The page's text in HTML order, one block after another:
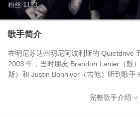
粉丝 1133
歌手简介
在明尼苏达州明尼阿波利斯的 Quietdrive
2003 年，当时朋友 Brandon Lanier（鼓
斯）和 Justin Bonhiver（吉他）听到歌手
了，并请来了大学朋友 Matt Kirby（吉他
完整歌手介绍